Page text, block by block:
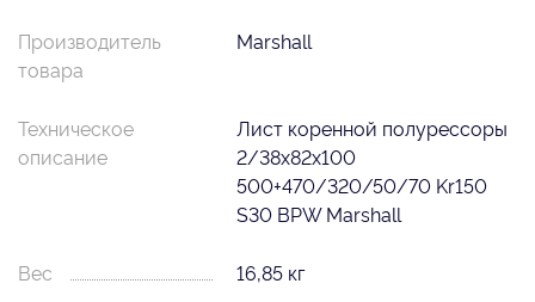
Производитель
товара
Marshall
Техническое
описание
Лист коренной полурессоры
2/38x82x100
500+470/320/50/70 Kr150
S30 BPW Marshall
Вес 16,85 кг